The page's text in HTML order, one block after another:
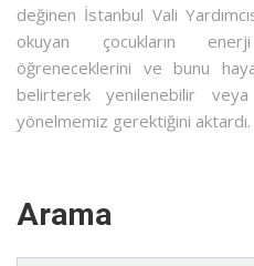
değinen İstanbul Vali
okuyan çocukların
öğreneceklerini ve bunu
belirterek yenilenebilir
yönelmemiz gerektiğini aktardı.
Arama